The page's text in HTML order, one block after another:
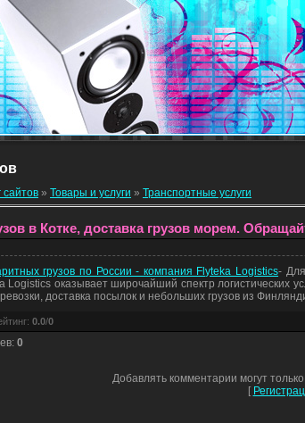
сайтов » Товары и услуги » Транспортные услуги
в Котке, доставка грузов морем.
грузов по России - компания Flyteka Logistics-
Logistics оказывает широчайший спектр логистических
доставка посылок и небольших грузов из
: 0.0/0
: 0
Добавлять комментарии могут
[